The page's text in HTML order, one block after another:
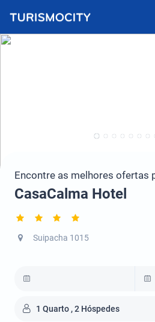
Encontre as melhores ofertas
CasaCalma Hotel
Suipacha 1015
1 Quarto , 2 Hóspedes